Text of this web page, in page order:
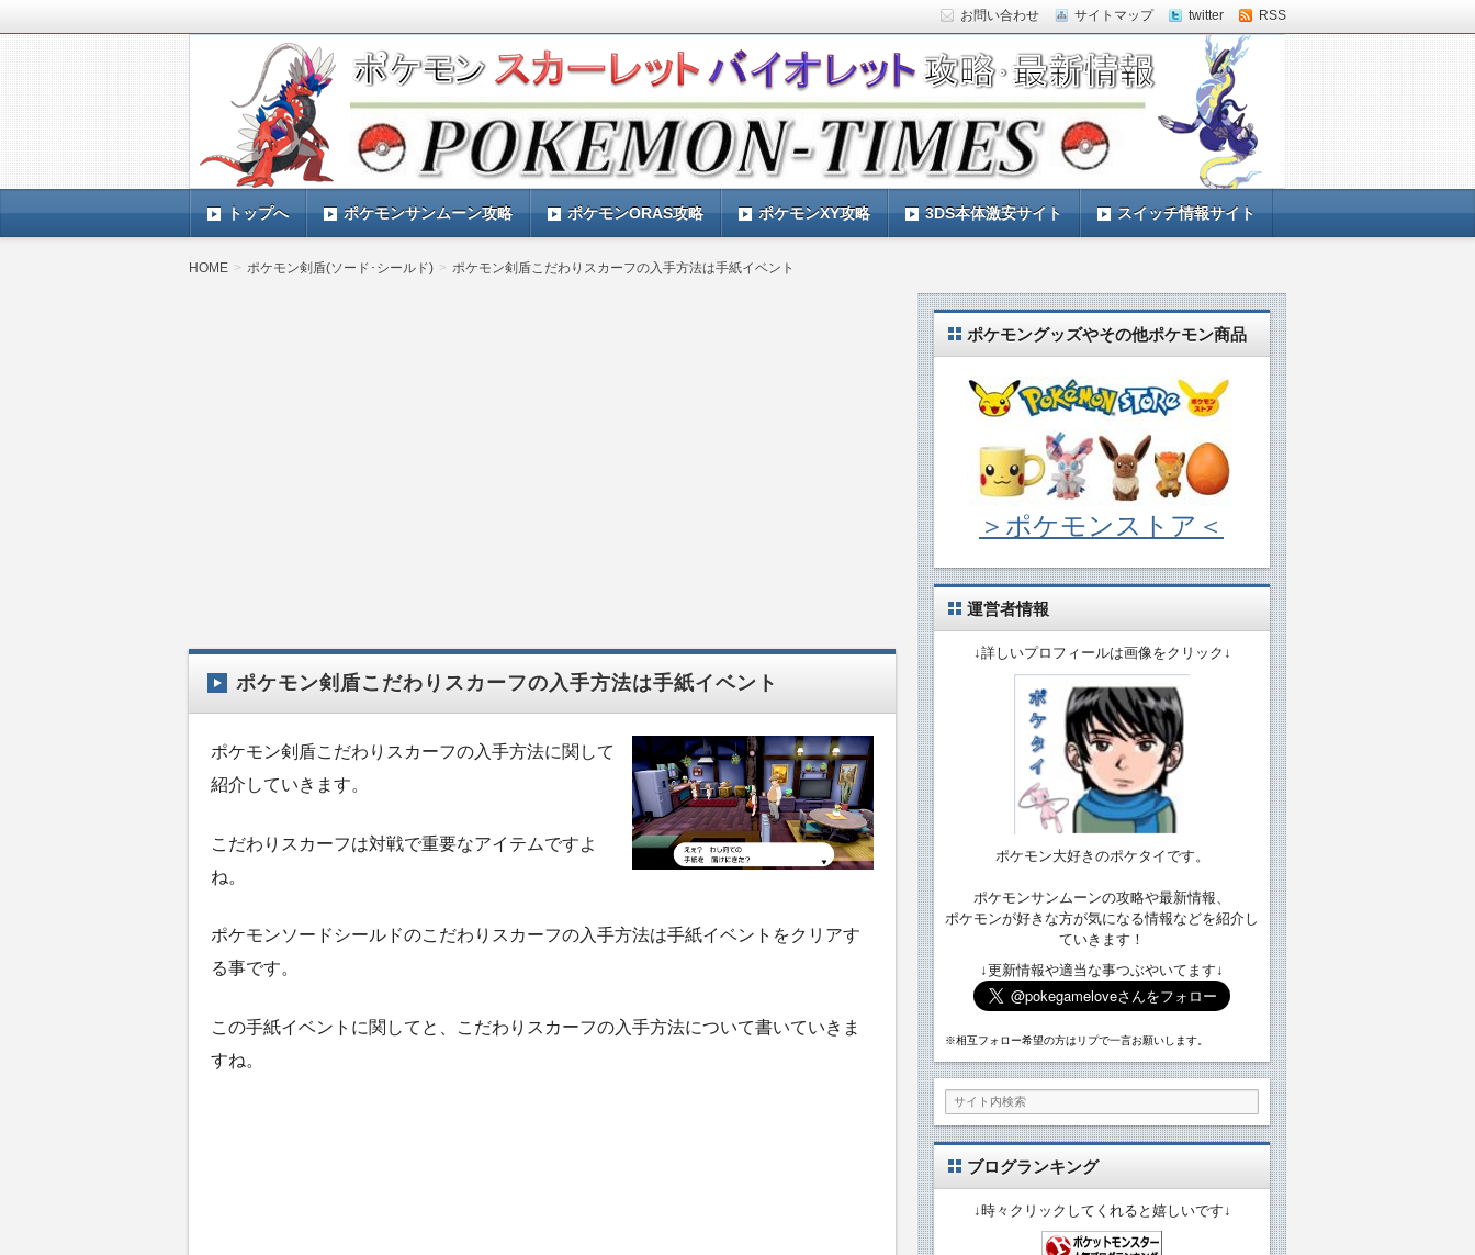
お問い合わせ サイトマップ twitter RSS
ポケモン最新情報まとめ『POKEMON-TIMES』
ポケモンSV(スカーレットバイオレット)の攻略や最新情報などをお届けする『POKEMON-
TIMES』 ポケモンSV(スカーレットバイオレット)の育成論やお得な情報なども紹介していきま
トップへ ポケモンサンムーン攻略 ポケモンORAS攻略 ポケモンXY攻略 3DS本体激安サイト スイッチ情報サイト
HOME ポケモン剣盾(ソード･シールド) ポケモン剣盾こだわりスカーフの入手方法は手紙イベント
ポケモン剣盾こだわりスカーフの入手方法は手紙イベント
ポケモン剣盾こだわりスカーフの入手方法に関して
紹介していきます。
こだわりスカーフは対戦で重要なアイテムですよ
ね。
ポケモンソードシールドのこだわりスカーフの入手方法は手紙イベントをクリアす
る事です。
この手紙イベントに関してと、こだわりスカーフの入手方法について書いていきま
すね。
ポケモングッズやその他ポケモン商品
＞ポケモンストア＜
運営者情報
↓詳しいプロフィールは画像をクリック↓
ポケモン大好きのポケタイです。
ポケモンサンムーンの攻略や最新情報、
ポケモンが好きな方が気になる情報などを紹介し
ていきます！
↓更新情報や適当な事つぶやいてます↓
※相互フォロー希望の方はリプで一言お願いします。
ブログランキング
↓時々クリックしてくれると嬉しいです↓